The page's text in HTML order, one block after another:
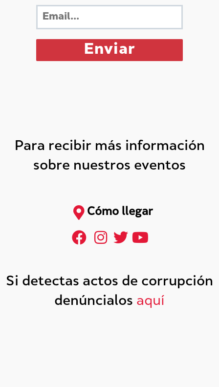
Para recibir más información
sobre nuestros eventos
Cómo llegar
Si detectas actos de corrupción
denúncialos aquí